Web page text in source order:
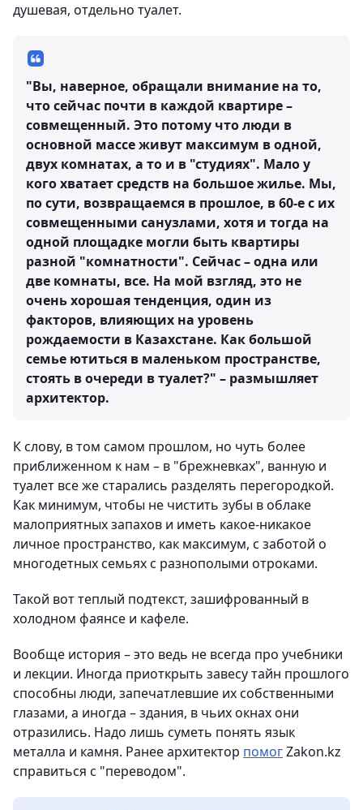
душевая, отдельно туалет.
"Вы, наверное, обращали внимание на то,
что сейчас почти в каждой квартире –
совмещенный. Это потому что люди в
основной массе живут максимум в одной,
двух комнатах, а то и в "студиях". Мало у
кого хватает средств на большое жилье. Мы,
по сути, возвращаемся в прошлое, в 60-е с их
совмещенными санузлами, хотя и тогда на
одной площадке могли быть квартиры
разной "комнатности". Сейчас – одна или
две комнаты, все. На мой взгляд, это не
очень хорошая тенденция, один из
факторов, влияющих на уровень
рождаемости в Казахстане. Как большой
семье ютиться в маленьком пространстве,
стоять в очереди в туалет?" – размышляет
архитектор.
К слову, в том самом прошлом, но чуть более
приближенном к нам – в "брежневках", ванную и
туалет все же старались разделять перегородкой.
Как минимум, чтобы не чистить зубы в облаке
малоприятных запахов и иметь какое-никакое
личное пространство, как максимум, с заботой о
многодетных семьях с разнополыми отроками.
Такой вот теплый подтекст, зашифрованный в
холодном фаянсе и кафеле.
Вообще история – это ведь не всегда про учебники
и лекции. Иногда приоткрыть завесу тайн прошлого
способны люди, запечатлевшие их собственными
глазами, а иногда – здания, в чьих окнах они
отразились. Надо лишь суметь понять язык
металла и камня. Ранее архитектор помогZakon.kz
справиться с "переводом".